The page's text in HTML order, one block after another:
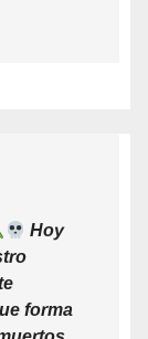
Hoy
forma